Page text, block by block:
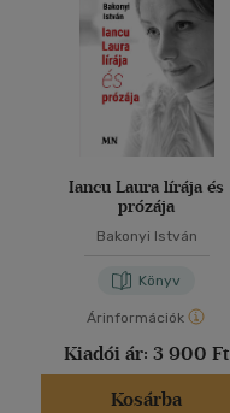
Iancu Laura lírája és
prózája
Bakonyi István
Könyv
Árinformációk
Kiadói ár: 3 900 Ft
Kosárba